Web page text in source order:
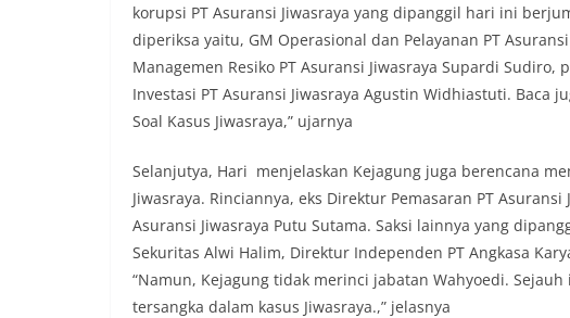
korupsi PT Asuransi Jiwasraya yang dipanggil hari ini
diperiksa yaitu, GM Operasional dan Pelayanan PT
Managemen Resiko PT Asuransi Jiwasraya Supardi
Investasi PT Asuransi Jiwasraya Agustin Widhiastuti. Baca
Soal Kasus Jiwasraya,” ujarnya
Selanjutya, Hari menjelaskan Kejagung juga berencana
Jiwasraya. Rinciannya, eks Direktur Pemasaran PT
Asuransi Jiwasraya Putu Sutama. Saksi lainnya yang
Sekuritas Alwi Halim, Direktur Independen PT Angkasa
“Namun, Kejagung tidak merinci jabatan Wahyoedi.
tersangka dalam kasus Jiwasraya.,” jelasnya